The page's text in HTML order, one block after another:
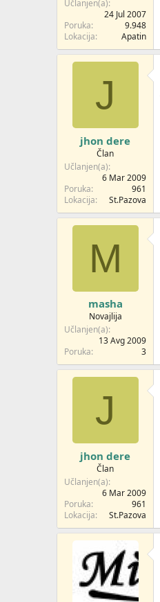
Učlanjen(a)
24 Jul 2007
Poruka
9.948
Lokacija
Apatin
J
jhon dere
Član
Učlanjen(a)
6 Mar 2009
Poruka
961
Lokacija
St.Pazova
M
masha
Novajlija
Učlanjen(a)
13 Avg 2009
Poruka
3
J
jhon dere
Član
Učlanjen(a)
6 Mar 2009
Poruka
961
Lokacija
St.Pazova